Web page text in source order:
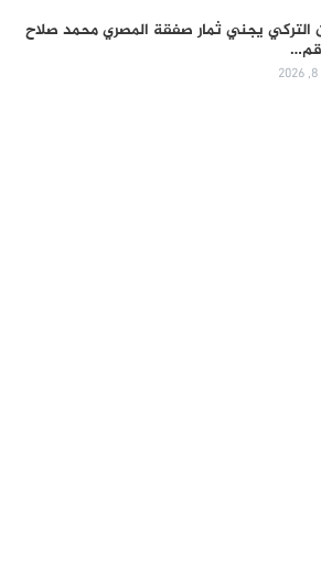
التركي يجني ثمار صفقة المصري محمد صلاح